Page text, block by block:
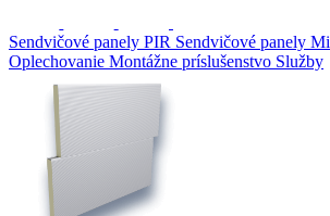
Sendvičové panely PIR Sendvičové panely
Oplechovanie Montážne príslušenstvo Služby